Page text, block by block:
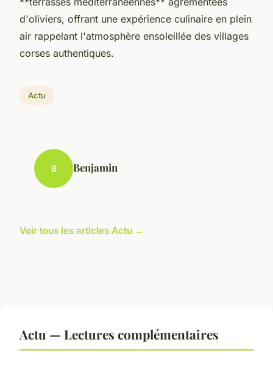
d'oliviers, offrant une expérience culinaire en plein
air rappelant l'atmosphère ensoleillée des villages
corses authentiques.
Actu
B Benjamin
Voir tous les articles Actu →
Actu — Lectures complémentaires